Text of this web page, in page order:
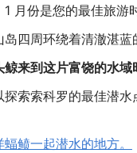
月份是您的最佳旅游
四周环绕着清澈湛蓝
来到这片富饶的水域
索索科罗的最佳潜
鲼一起潜水的地方。